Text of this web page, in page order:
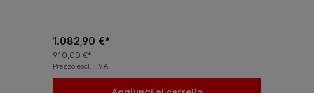
1.082,90 €*
910,00 €*
Prezzo escl. I.V.A.